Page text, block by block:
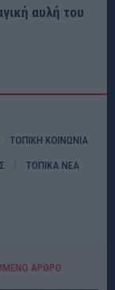
αυλή του
ΤΟΠΙΚΗ ΚΟΙΝΩΝΙΑ
ΤΟΠΙΚΑ ΝΕΑ
ΆΡΘΡΟ